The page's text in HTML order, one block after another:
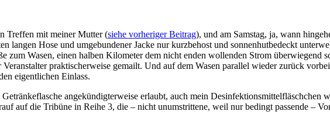
Treffen mit meiner Mutter (siehe vorheriger Beitrag), und am Samstag, ja, wann
langen Hose und umgebundener Jacke nur kurzbehost und sonnenhutbedeckt
Wasen, einen halben Kilometer dem nicht enden wollenden Strom überwiegend
praktischerweise gemailt. Und auf dem Wasen parallel wieder zurück
eigentlichen Einlass.
angekündigterweise erlaubt, auch mein Desinfektionsmittelfläschchen
auf die Tribüne in Reihe 3, die – nicht unumstrittene, weil nur bedingt passende –